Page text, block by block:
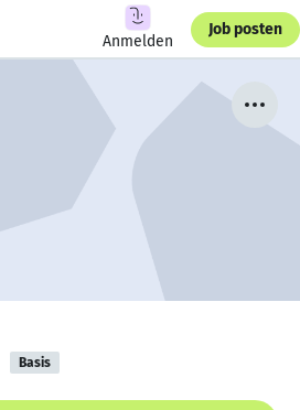
Anmelden
Job posten
Basis